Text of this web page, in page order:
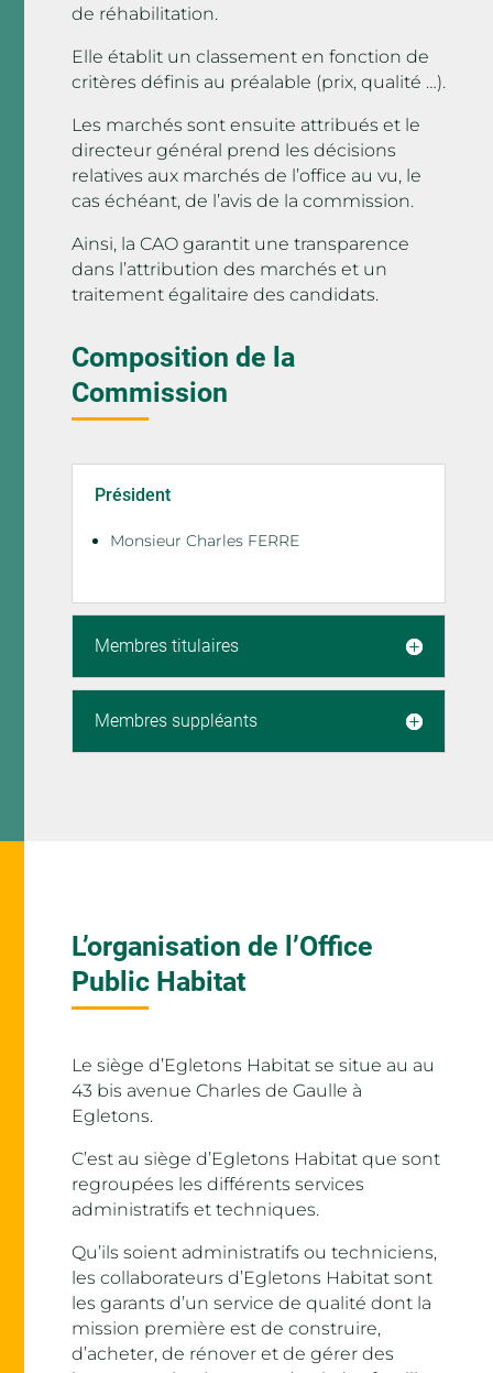
de réhabilitation.
Elle établit un classement en fonction de
critères définis au préalable (prix, qualité …).
Les marchés sont ensuite attribués et le
directeur général prend les décisions
relatives aux marchés de l’office au vu, le
cas échéant, de l’avis de la commission.
Ainsi, la CAO garantit une transparence
dans l’attribution des marchés et un
traitement égalitaire des candidats.
Composition de la
Commission
Président
Monsieur Charles FERRE
Membres titulaires
Membres suppléants
L’organisation de l’Office
Public Habitat
Le siège d’Egletons Habitat se situe au au
43 bis avenue Charles de Gaulle à
Egletons.
C’est au siège d’Egletons Habitat que sont
regroupées les différents services
administratifs et techniques.
Qu’ils soient administratifs ou techniciens,
les collaborateurs d’Egletons Habitat sont
les garants d’un service de qualité dont la
mission première est de construire,
d’acheter, de rénover et de gérer des